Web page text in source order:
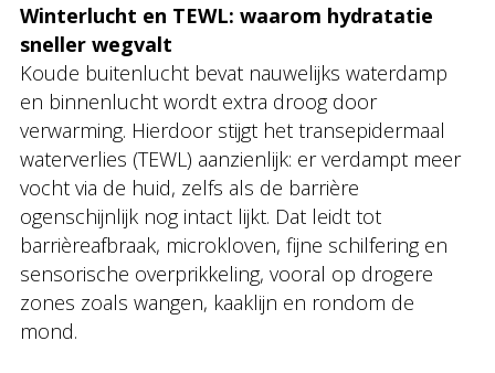
Winterlucht en TEWL: waarom hydratatie
sneller wegvalt
Koude buitenlucht bevat nauwelijks waterdamp
en binnenlucht wordt extra droog door
verwarming. Hierdoor stijgt het transepidermaal
waterverlies (TEWL) aanzienlijk: er verdampt meer
vocht via de huid, zelfs als de barrière
ogenschijnlijk nog intact lijkt. Dat leidt tot
barrièreafbraak, microkloven, fijne schilfering en
sensorische overprikkeling, vooral op drogere
zones zoals wangen, kaaklijn en rondom de
mond.